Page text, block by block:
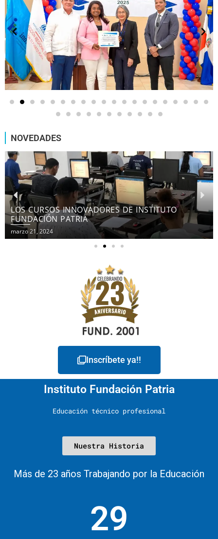
NOVEDADES
LOS CURSOS INNOVADORES DE INSTITUTO
FUNDACIÓN PATRIA
marzo 21, 2024
Inscríbete ya!!
Instituto Fundación Patria
Educación técnico profesional
Nuestra Historia
Más de 23 años Trabajando por la Educación
29